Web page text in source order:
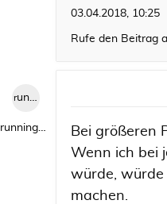
03.04.2018, 10:25
Rufe den Beitrag
runningwild1
runningwild1
Bei größeren
Wenn ich bei
würde, würde
machen.